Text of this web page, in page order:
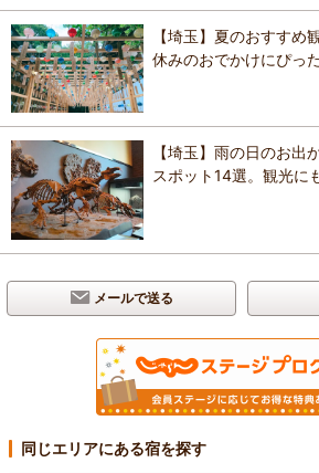
【埼玉】夏のおすすめ
休みのおでかけにぴっ
【埼玉】雨の日のお出
スポット14選。観光に
メールで送る
同じエリアにある宿を探す